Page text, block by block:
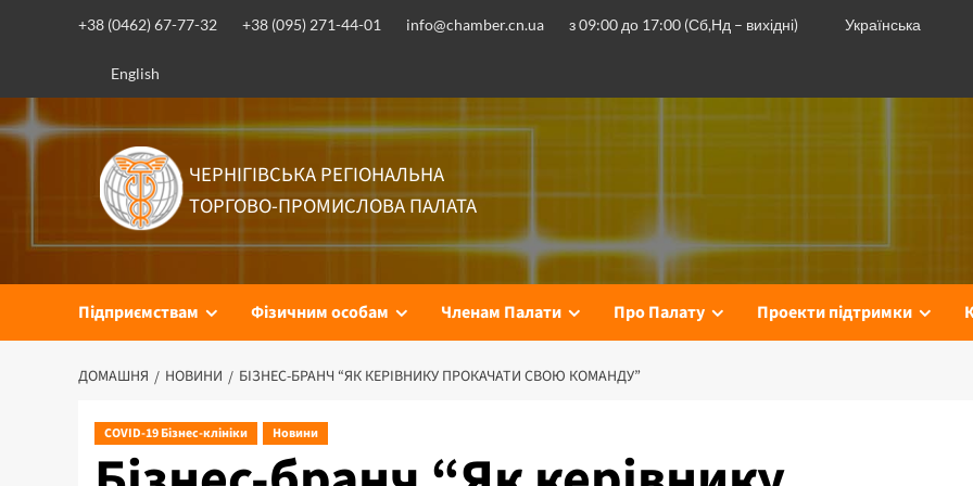
+38 (0462) 67-77-32 +38 (095) 271-44-01 info@chamber.cn.ua з 09:00 до 17:00 (Сб,Нд – вихідні) Українська
English
ЧЕРНІГІВСЬКА РЕГІОНАЛЬНА
ТОРГОВО-ПРОМИСЛОВА ПАЛАТА
Підприємствам Фізичним особам Членам Палати Про Палату Проекти підтримки
ДОМАШНЯ НОВИНИ БІЗНЕС-БРАНЧ “ЯК КЕРІВНИКУ ПРОКАЧАТИ СВОЮ КОМАНДУ”
COVID-19 Бізнес-клініки Новини